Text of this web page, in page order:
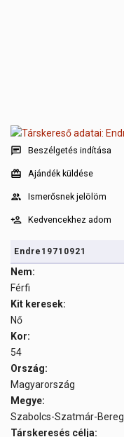
Beszélgetés indítása
Ajándék küldése
Ismerősnek jelölöm
Kedvencekhez adom
Endre19710921
Nem:
Férfi
Kit keresek:
Nő
Kor:
54
Ország:
Magyarország
Megye:
Szabolcs-Szatmár-Bereg
Társkeresés célja: